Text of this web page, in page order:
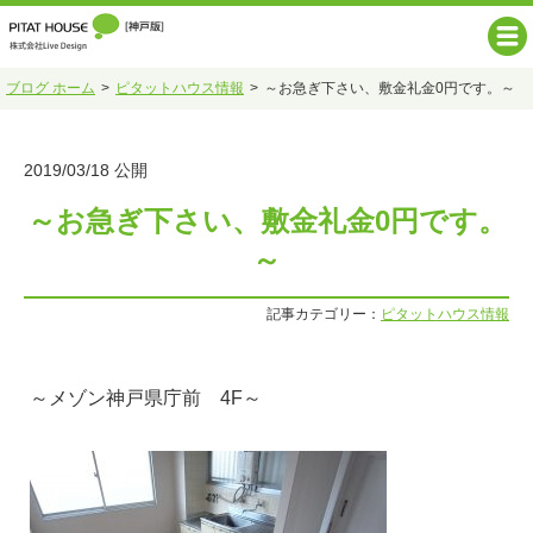
ブログ ホーム ピタットハウス情報 ～お急ぎ下さい、敷金礼金0円です。～
2019/03/18 公開
～お急ぎ下さい、敷金礼金0円です。
～
記事カテゴリー： ピタットハウス情報
～メゾン神戸県庁前 4F～